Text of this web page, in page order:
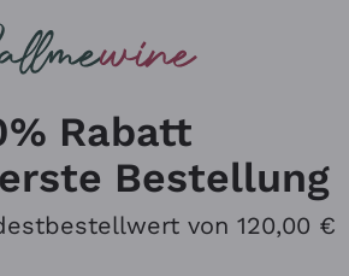
Rabatt
Bestellung
von 120,00 €